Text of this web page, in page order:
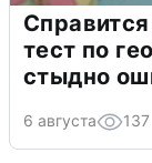
тест по
стыдно
6 августа 137